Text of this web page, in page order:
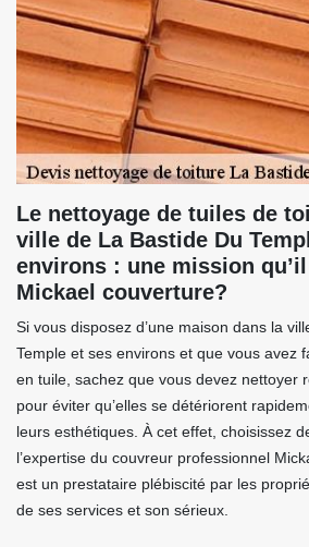
Le nettoyage de tuiles de
ville de La Bastide Du
environs : une mission
Mickael couverture?
Si vous disposez d’une maison dans la
Temple et ses environs et que vous avez
en tuile, sachez que vous devez nettoyer
pour éviter qu’elles se détériorent
leurs esthétiques. À cet effet, choisissez
l’expertise du couvreur professionnel
est un prestataire plébiscité par les
de ses services et son sérieux.